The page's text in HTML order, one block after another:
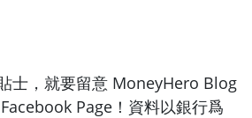
士，就要留意 MoneyHero Blog
Page！資料以銀行爲